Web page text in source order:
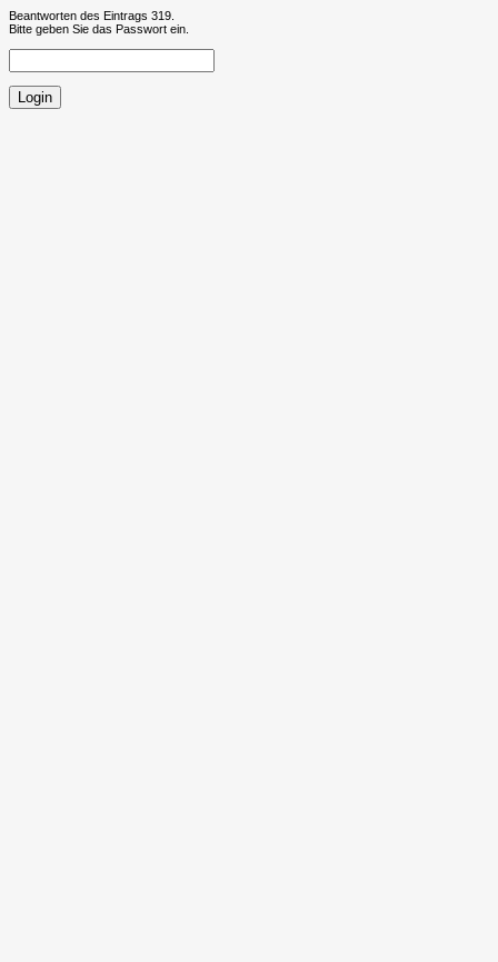
Beantworten des Eintrags 319.
Bitte geben Sie das Passwort ein.